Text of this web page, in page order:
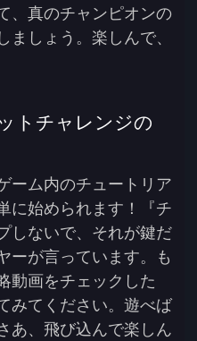
、真のチャンピオンの
ましょう。楽しんで、
トチャレンジの
ーム内のチュートリア
に始められます！『チ
しないで、それが鍵だ
ーが言っています。も
動画をチェックした
みてください。遊べば
あ、飛び込んで楽しん